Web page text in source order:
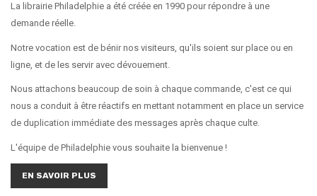
La librairie Philadelphie a été créée en 1990 pour répondre à une
demande réelle.
Notre vocation est de bénir nos visiteurs, qu'ils soient sur place ou en
ligne, et de les servir avec dévouement.
Nous attachons beaucoup de soin à chaque commande, c'est ce qui
nous a conduit à être réactifs en mettant notamment en place un service
de duplication immédiate des messages après chaque culte.
L'équipe de Philadelphie vous souhaite la bienvenue !
EN SAVOIR PLUS